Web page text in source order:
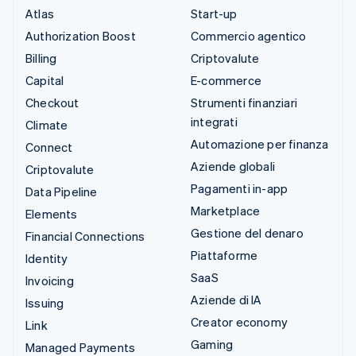
Atlas
Authorization Boost
Billing
Capital
Checkout
Climate
Connect
Criptovalute
Data Pipeline
Elements
Financial Connections
Identity
Invoicing
Issuing
Link
Managed Payments
Start-up
Commercio agentico
Criptovalute
E-commerce
Strumenti finanziari
integrati
Automazione per finanza
Aziende globali
Pagamenti in-app
Marketplace
Gestione del denaro
Piattaforme
SaaS
Aziende di IA
Creator economy
Gaming